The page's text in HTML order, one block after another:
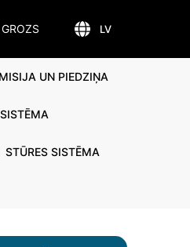
UN PIEDZIŅA
STŪRES SISTĒMA
LV